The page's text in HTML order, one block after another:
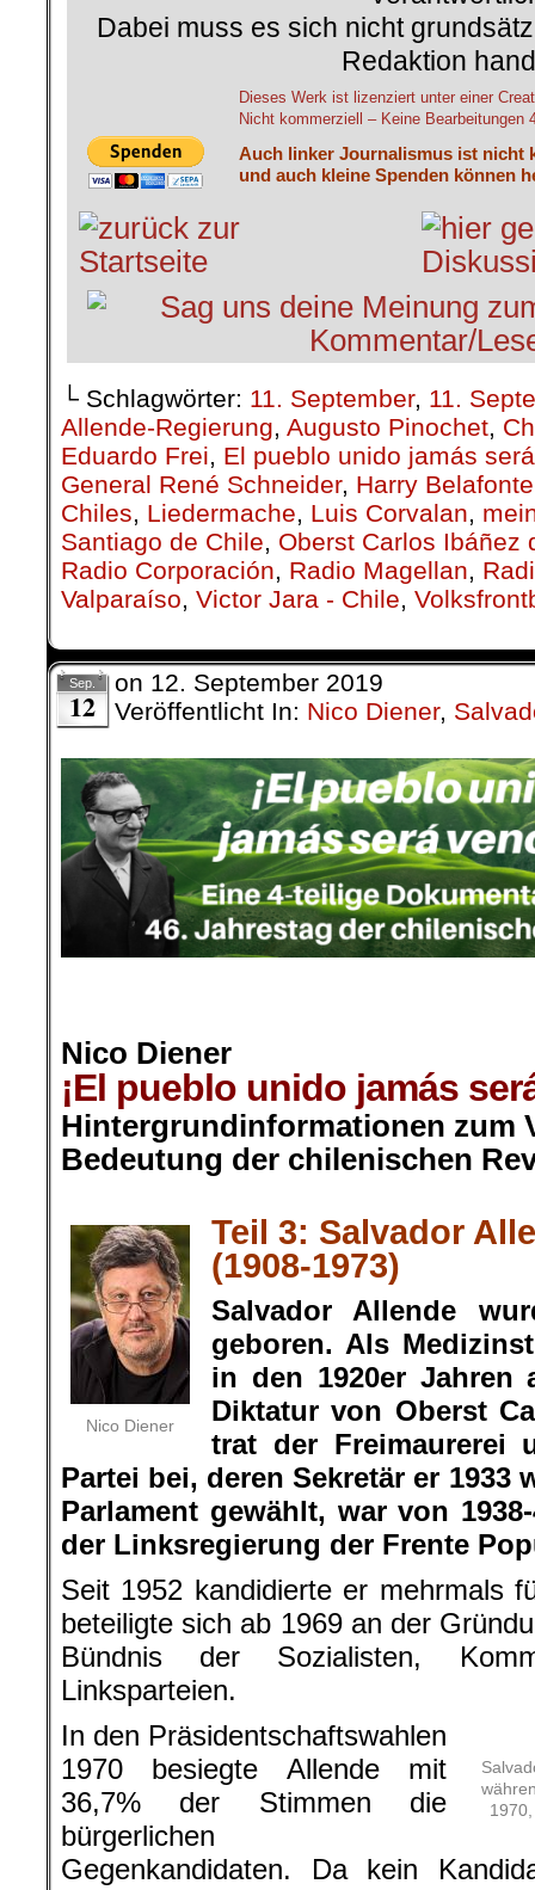
Dabei muss es sich nicht
Redaktion
Dieses Werk ist lizenziert unter einer
Nicht kommerziell – Keine Bearbeitungen
Auch linker Journalismus ist nicht
und auch kleine Spenden können
└ Schlagwörter: 11. September, 11.
Allende-Regierung, Augusto Pinochet,
Eduardo Frei, El pueblo unido jamás
General René Schneider, Harry Belafonte
Chiles, Lieder­mache, Luis Corvalan,
Santiago de Chile, Oberst Carlos Ibáñez
Radio Corporación, Radio Magellan,
Valparaíso, Victor Jara - Chile,
Sep.
12
on 12. September 2019
Veröffentlicht In: Nico Diener,
Nico Diener
¡El pueblo unido jamás
Hintergrundinformationen zum
Bedeutung der chilenischen
Nico Diener
Teil 3: Salvador
(1908-1973)
Salvador Allende
geboren. Als
in den 1920er Jahren
Diktatur von Oberst
trat der Freimaurerei
Partei bei, deren Sekretär er 1933
Parlament gewählt, war von
der Links­regierung der Frente
Seit 1952 kandidierte er mehrmals
beteiligte sich ab 1969 an der
Bündnis der Sozialisten,
Linksparteien.
In den Präsidentschaftswahlen
1970 besiegte Allende mit
36,7% der Stim­men die
bürgerlichen
Gegenkandidaten. Da kein